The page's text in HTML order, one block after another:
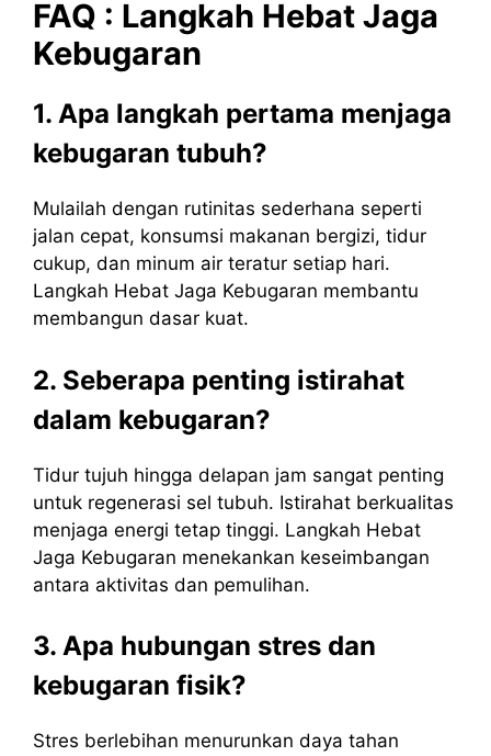
FAQ : Langkah Hebat Jaga
Kebugaran
1. Apa langkah pertama menjaga
kebugaran tubuh?
Mulailah dengan rutinitas sederhana seperti
jalan cepat, konsumsi makanan bergizi, tidur
cukup, dan minum air teratur setiap hari.
Langkah Hebat Jaga Kebugaran membantu
membangun dasar kuat.
2. Seberapa penting istirahat
dalam kebugaran?
Tidur tujuh hingga delapan jam sangat penting
untuk regenerasi sel tubuh. Istirahat berkualitas
menjaga energi tetap tinggi. Langkah Hebat
Jaga Kebugaran menekankan keseimbangan
antara aktivitas dan pemulihan.
3. Apa hubungan stres dan
kebugaran fisik?
Stres berlebihan menurunkan daya tahan